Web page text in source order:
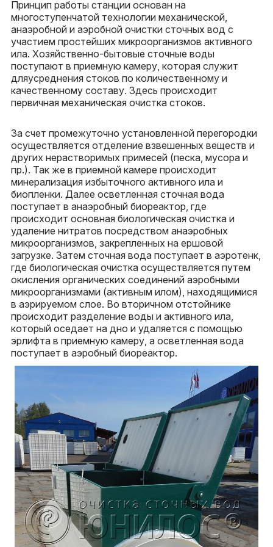
Принцип работы станции основан на
многоступенчатой технологии механической,
анаэробной и аэробной очистки сточных вод с
участием простейших микроорганизмов активного
ила. Хозяйственно-бытовые сточные воды
поступают в приемную камеру, которая служит
дляусреднения стоков по количественному и
качественному составу. Здесь происходит
первичная механическая очистка стоков.
За счет промежуточно установленной перегородки
осуществляется отделение взвешенных веществ и
других нерастворимых примесей (песка, мусора и
пр.). Так же в приемной камере происходит
минерализация избыточного активного ила и
биопленки. Далее осветленная сточная вода
поступает в анаэробный биореактор, где
происходит основная биологическая очистка и
удаление нитратов посредством анаэробных
микроорганизмов, закрепленных на ершовой
загрузке. Затем сточная вода поступает в аэротенк,
где биологическая очистка осуществляется путем
окисления органических соединений аэробными
микроорганизмами (активным илом), находящимися
в аэрируемом слое. Во вторичном отстойнике
происходит разделение воды и активного ила,
который оседает на дно и удаляется с помощью
эрлифта в приемную камеру, а осветленная вода
поступает в аэробный биореактор.